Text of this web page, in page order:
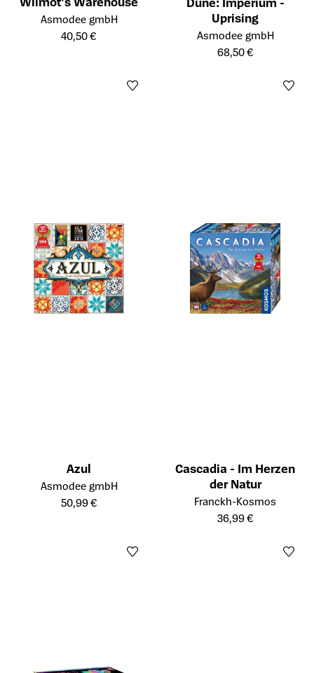
Öffnet die Detailseite des Produkts
Asmodee gmbH
40,50 €
Uprising
Öffnet die Detailseite des
Asmodee gmbH
68,50 €
Azul
Öffnet die Detailseite des Produkts
Asmodee gmbH
50,99 €
Cascadia - Im Herzen
der Natur
Öffnet die Detailseite des
Franckh-Kosmos
36,99 €